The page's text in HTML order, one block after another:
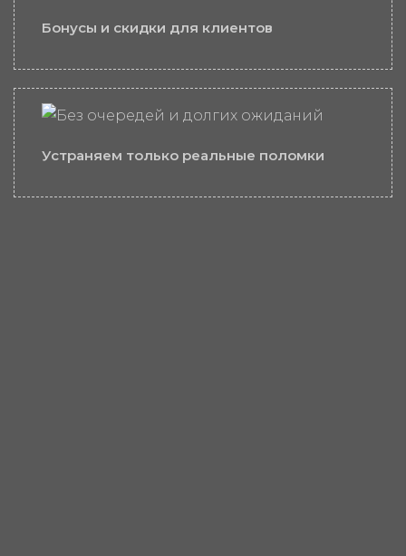
Бонусы и скидки для клиентов
Устраняем только реальные поломки